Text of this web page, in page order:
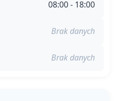
08:00 - 18:00
Brak danych
Brak danych